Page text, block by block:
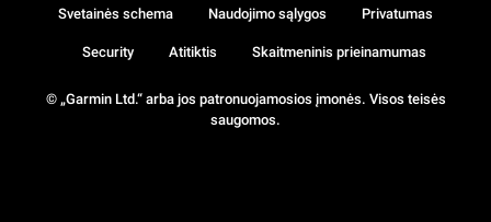
© „Garmin Ltd.“ arba jos patronuojamosios įmonės. Visos teisės
saugomos.
Svetainės schema Naudojimo sąlygos Privatumas
Security Atitiktis Skaitmeninis prieinamumas